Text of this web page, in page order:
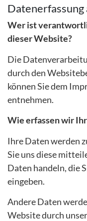
Wer ist
dieser Website?
Die
durch den
können Sie dem
entnehmen.
Wie erfassen wir
Ihre Daten werden
Sie uns diese
Daten handeln, die
eingeben.
Andere Daten
Website durch